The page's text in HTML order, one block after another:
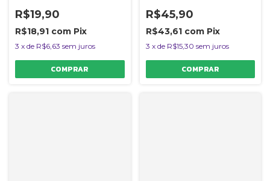
R$19,90
R$18,91 com Pix
3 x de R$6,63 sem juros
R$45,90
R$43,61 com Pix
3 x de R$15,30 sem juros